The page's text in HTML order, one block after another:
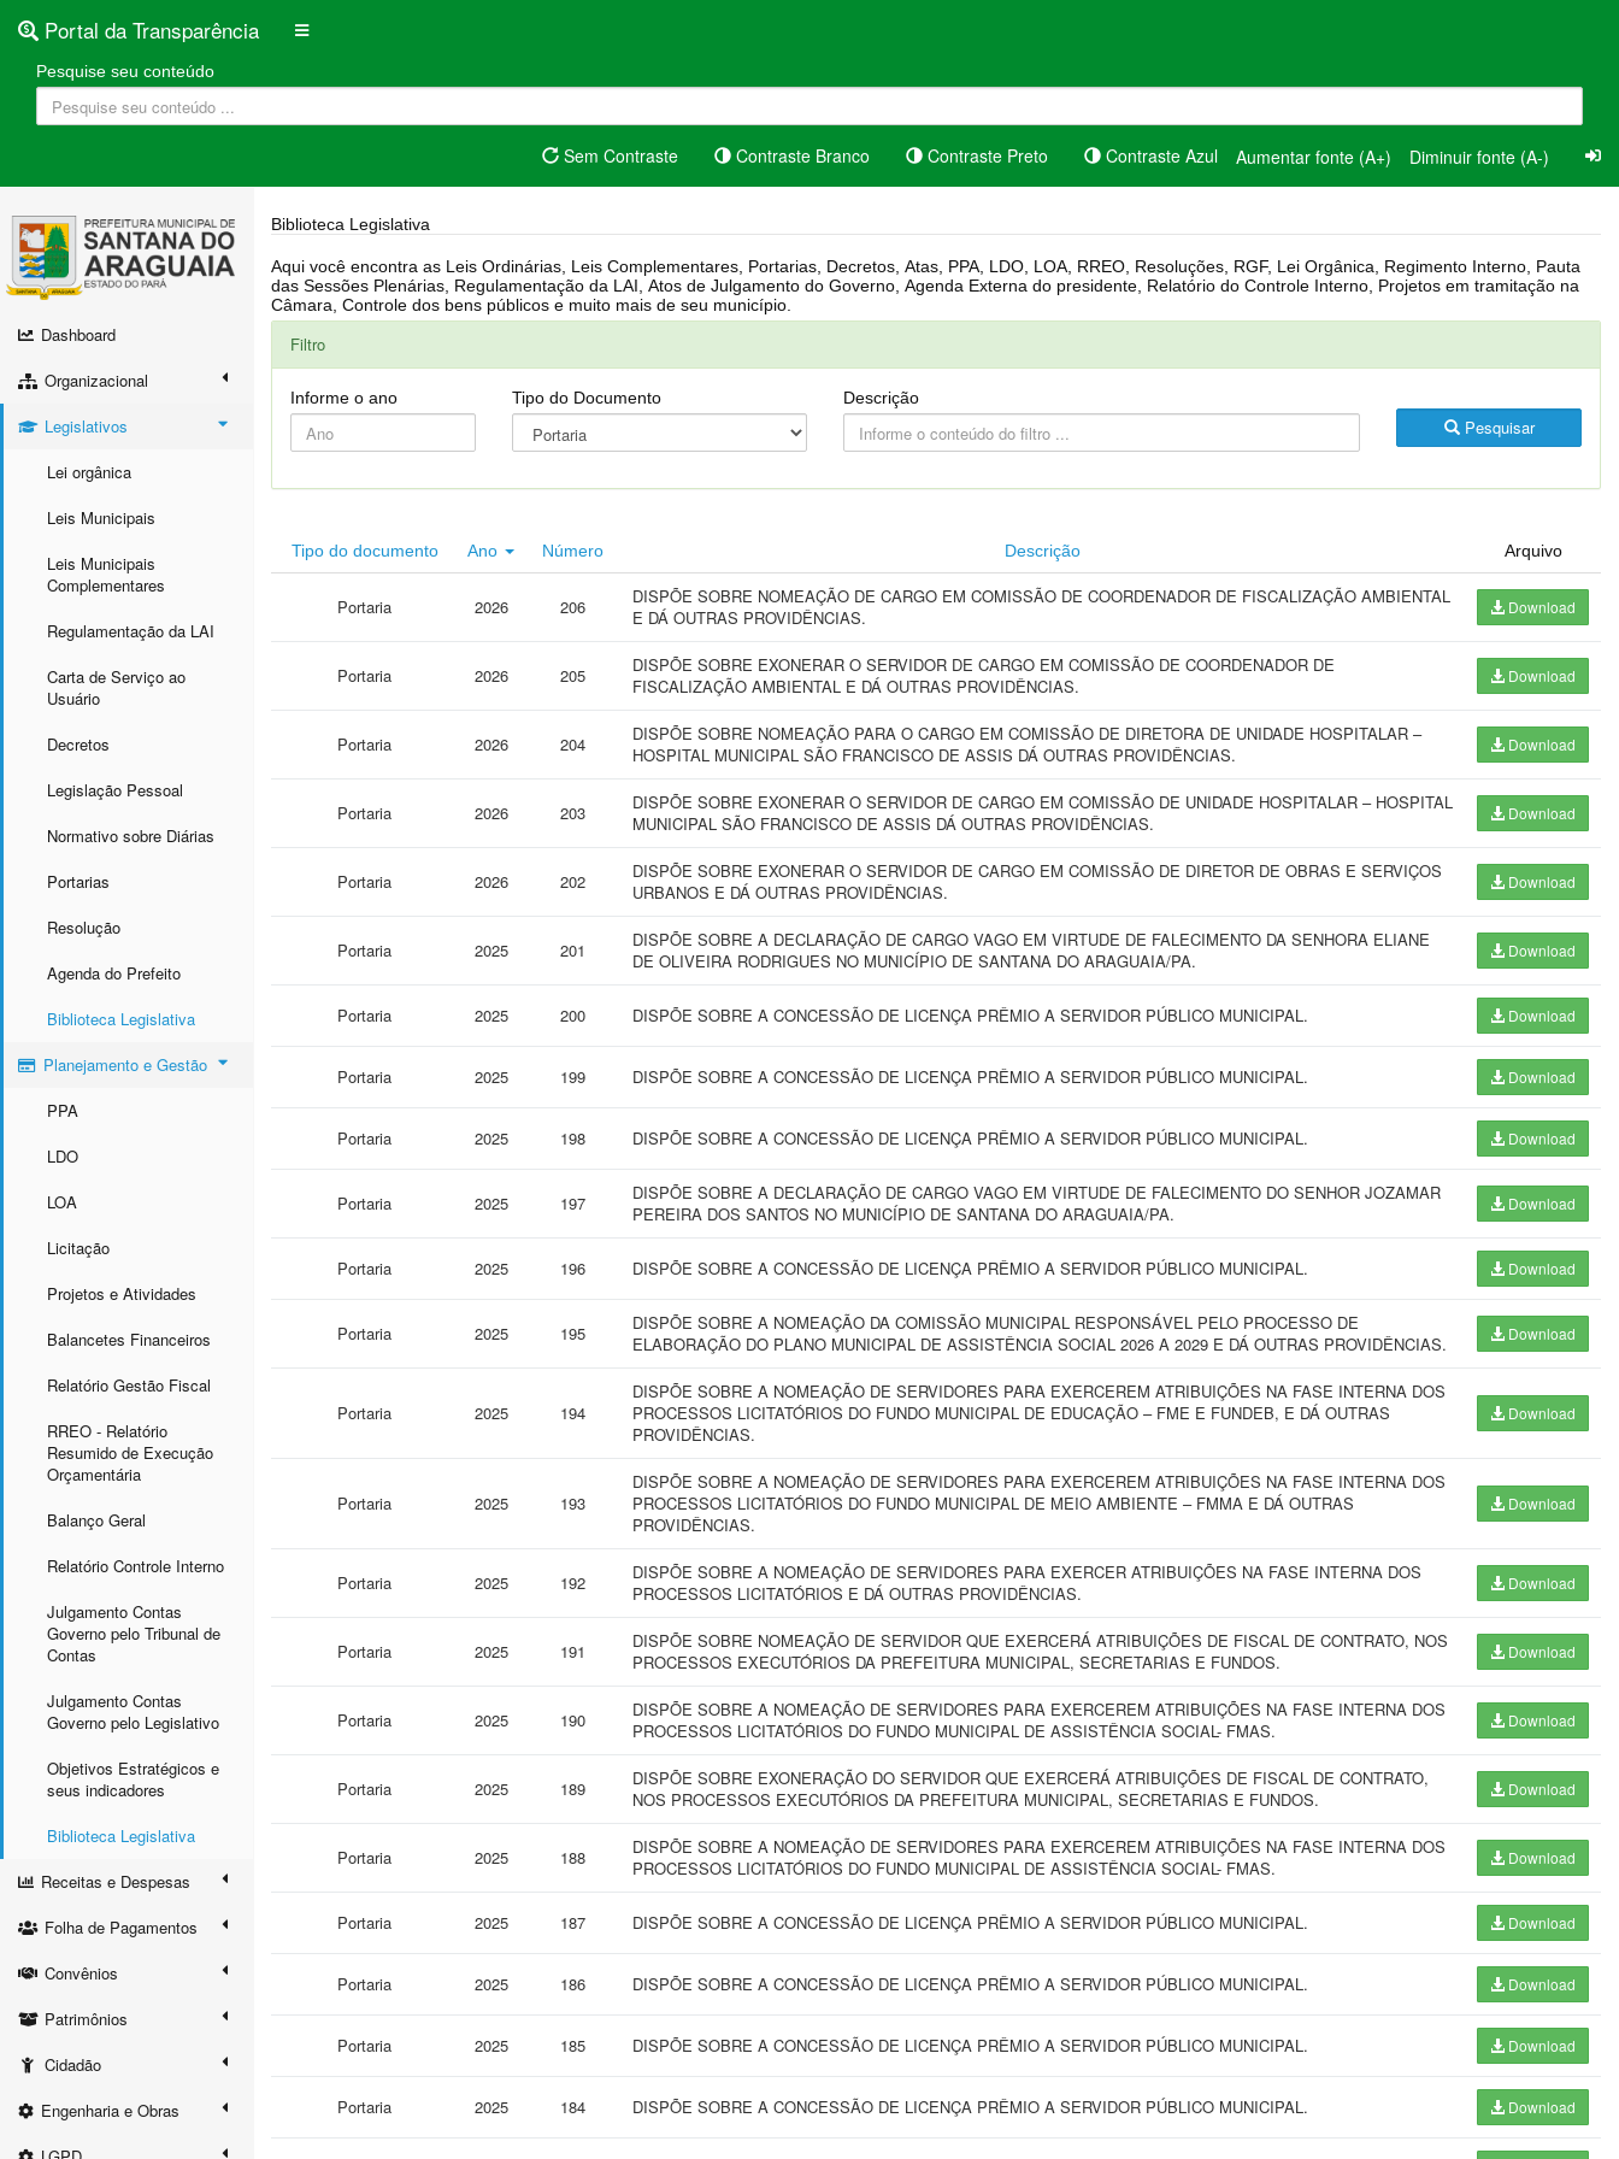
Portal da Transparência
Pesquise seu conteúdo
Sem Contraste Contraste Branco Contraste Preto Contraste Azul Aumentar fonte (A+) Diminuir fonte (A-)
Dashboard
Organizacional
Legislativos
Lei orgânica
Leis Municipais
Leis Municipais
Complementares
Regulamentação da LAI
Carta de Serviço ao
Usuário
Decretos
Legislação Pessoal
Normativo sobre Diárias
Portarias
Resolução
Agenda do Prefeito
Biblioteca Legislativa
Planejamento e Gestão
PPA
LDO
LOA
Licitação
Projetos e Atividades
Balancetes Financeiros
Relatório Gestão Fiscal
RREO - Relatório
Resumido de Execução
Orçamentária
Balanço Geral
Relatório Controle Interno
Julgamento Contas
Governo pelo Tribunal de
Contas
Julgamento Contas
Governo pelo Legislativo
Objetivos Estratégicos e
seus indicadores
Biblioteca Legislativa
Receitas e Despesas
Folha de Pagamentos
Convênios
Patrimônios
Cidadão
Engenharia e Obras
Biblioteca Legislativa
Aqui você encontra as Leis Ordinárias, Leis Complementares, Portarias, Decretos, Atas, PPA, LDO, LOA, RREO, Resoluções, RGF, Lei Orgânica, Regimento Interno, Pauta
das Sessões Plenárias, Regulamentação da LAI, Atos de Julgamento do Governo, Agenda Externa do presidente, Relatório do Controle Interno, Projetos em tramitação na
Câmara, Controle dos bens públicos e muito mais de seu município.
Filtro
Informe o ano Tipo do Documento Descrição
Pesquisar
Tipo do documento Ano Número Descrição Arquivo
Portaria 2026 206
DISPÕE SOBRE NOMEAÇÃO DE CARGO EM COMISSÃO DE COORDENADOR DE FISCALIZAÇÃO AMBIENTAL
E DÁ OUTRAS PROVIDÊNCIAS.
Download
Portaria 2026 205
DISPÕE SOBRE EXONERAR O SERVIDOR DE CARGO EM COMISSÃO DE COORDENADOR DE
FISCALIZAÇÃO AMBIENTAL E DÁ OUTRAS PROVIDÊNCIAS.
Download
Portaria 2026 204
DISPÕE SOBRE NOMEAÇÃO PARA O CARGO EM COMISSÃO DE DIRETORA DE UNIDADE HOSPITALAR –
HOSPITAL MUNICIPAL SÃO FRANCISCO DE ASSIS DÁ OUTRAS PROVIDÊNCIAS.
Download
Portaria 2026 203
DISPÕE SOBRE EXONERAR O SERVIDOR DE CARGO EM COMISSÃO DE UNIDADE HOSPITALAR – HOSPITAL
MUNICIPAL SÃO FRANCISCO DE ASSIS DÁ OUTRAS PROVIDÊNCIAS.
Download
Portaria 2026 202
DISPÕE SOBRE EXONERAR O SERVIDOR DE CARGO EM COMISSÃO DE DIRETOR DE OBRAS E SERVIÇOS
URBANOS E DÁ OUTRAS PROVIDÊNCIAS.
Download
Portaria 2025 201
DISPÕE SOBRE A DECLARAÇÃO DE CARGO VAGO EM VIRTUDE DE FALECIMENTO DA SENHORA ELIANE
DE OLIVEIRA RODRIGUES NO MUNICÍPIO DE SANTANA DO ARAGUAIA/PA.
Download
Portaria 2025 200 DISPÕE SOBRE A CONCESSÃO DE LICENÇA PRÊMIO A SERVIDOR PÚBLICO MUNICIPAL. Download
Portaria 2025 199 DISPÕE SOBRE A CONCESSÃO DE LICENÇA PRÊMIO A SERVIDOR PÚBLICO MUNICIPAL. Download
Portaria 2025 198 DISPÕE SOBRE A CONCESSÃO DE LICENÇA PRÊMIO A SERVIDOR PÚBLICO MUNICIPAL. Download
Portaria 2025 197
DISPÕE SOBRE A DECLARAÇÃO DE CARGO VAGO EM VIRTUDE DE FALECIMENTO DO SENHOR JOZAMAR
PEREIRA DOS SANTOS NO MUNICÍPIO DE SANTANA DO ARAGUAIA/PA.
Download
Portaria 2025 196 DISPÕE SOBRE A CONCESSÃO DE LICENÇA PRÊMIO A SERVIDOR PÚBLICO MUNICIPAL. Download
Portaria 2025 195
DISPÕE SOBRE A NOMEAÇÃO DA COMISSÃO MUNICIPAL RESPONSÁVEL PELO PROCESSO DE
ELABORAÇÃO DO PLANO MUNICIPAL DE ASSISTÊNCIA SOCIAL 2026 A 2029 E DÁ OUTRAS PROVIDÊNCIAS.
Download
Portaria 2025 194
DISPÕE SOBRE A NOMEAÇÃO DE SERVIDORES PARA EXERCEREM ATRIBUIÇÕES NA FASE INTERNA DOS
PROCESSOS LICITATÓRIOS DO FUNDO MUNICIPAL DE EDUCAÇÃO – FME E FUNDEB, E DÁ OUTRAS
PROVIDÊNCIAS.
Download
Portaria 2025 193
DISPÕE SOBRE A NOMEAÇÃO DE SERVIDORES PARA EXERCEREM ATRIBUIÇÕES NA FASE INTERNA DOS
PROCESSOS LICITATÓRIOS DO FUNDO MUNICIPAL DE MEIO AMBIENTE – FMMA E DÁ OUTRAS
PROVIDÊNCIAS.
Download
Portaria 2025 192
DISPÕE SOBRE A NOMEAÇÃO DE SERVIDORES PARA EXERCER ATRIBUIÇÕES NA FASE INTERNA DOS
PROCESSOS LICITATÓRIOS E DÁ OUTRAS PROVIDÊNCIAS.
Download
Portaria 2025 191
DISPÕE SOBRE NOMEAÇÃO DE SERVIDOR QUE EXERCERÁ ATRIBUIÇÕES DE FISCAL DE CONTRATO, NOS
PROCESSOS EXECUTÓRIOS DA PREFEITURA MUNICIPAL, SECRETARIAS E FUNDOS.
Download
Portaria 2025 190
DISPÕE SOBRE A NOMEAÇÃO DE SERVIDORES PARA EXERCEREM ATRIBUIÇÕES NA FASE INTERNA DOS
PROCESSOS LICITATÓRIOS DO FUNDO MUNICIPAL DE ASSISTÊNCIA SOCIAL- FMAS.
Download
Portaria 2025 189
DISPÕE SOBRE EXONERAÇÃO DO SERVIDOR QUE EXERCERÁ ATRIBUIÇÕES DE FISCAL DE CONTRATO,
NOS PROCESSOS EXECUTÓRIOS DA PREFEITURA MUNICIPAL, SECRETARIAS E FUNDOS.
Download
Portaria 2025 188
DISPÕE SOBRE A NOMEAÇÃO DE SERVIDORES PARA EXERCEREM ATRIBUIÇÕES NA FASE INTERNA DOS
PROCESSOS LICITATÓRIOS DO FUNDO MUNICIPAL DE ASSISTÊNCIA SOCIAL- FMAS.
Download
Portaria 2025 187 DISPÕE SOBRE A CONCESSÃO DE LICENÇA PRÊMIO A SERVIDOR PÚBLICO MUNICIPAL. Download
Portaria 2025 186 DISPÕE SOBRE A CONCESSÃO DE LICENÇA PRÊMIO A SERVIDOR PÚBLICO MUNICIPAL. Download
Portaria 2025 185 DISPÕE SOBRE A CONCESSÃO DE LICENÇA PRÊMIO A SERVIDOR PÚBLICO MUNICIPAL. Download
Portaria 2025 184 DISPÕE SOBRE A CONCESSÃO DE LICENÇA PRÊMIO A SERVIDOR PÚBLICO MUNICIPAL. Download